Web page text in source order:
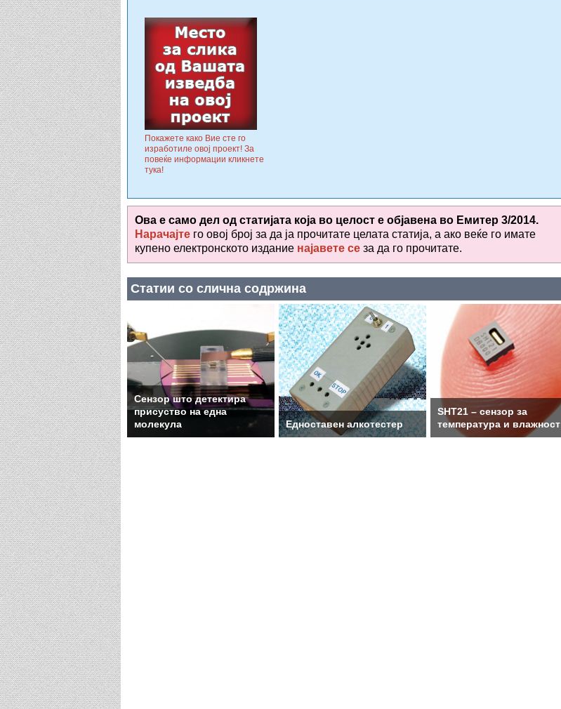
Покажете како Вие сте го
изработиле овој проект! За
повеќе информации кликнете
тука!
Ова е само дел од статијата која во целост е објавена во Емитер 3/2014.
Нарачајте го овој број за да ја прочитате целата статија, а ако веќе го имате
купено електронското издание најавете се за да го прочитате.
Статии со слична содржина
Сензор што детектира
присуство на една
молекула
Едноставен алкотестер
SHT21 – сензор за
температура и влажност